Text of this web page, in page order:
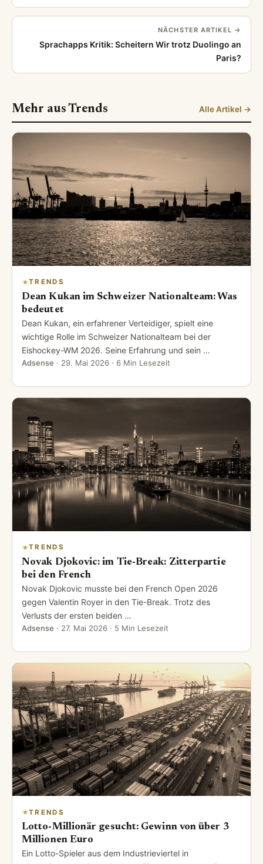
NÄCHSTER ARTIKEL →
Sprachapps Kritik: Scheitern Wir trotz Duolingo an
Paris?
Mehr aus Trends Alle Artikel →
TRENDS
Dean Kukan im Schweizer Nationalteam: Was
bedeutet
Dean Kukan, ein erfahrener Verteidiger, spielt eine
wichtige Rolle im Schweizer Nationalteam bei der
Eishockey-WM 2026. Seine Erfahrung und sein …
Adsense · 29. Mai 2026 · 6 Min Lesezeit
TRENDS
Novak Djokovic: im Tie-Break: Zitterpartie
bei den French
Novak Djokovic musste bei den French Open 2026
gegen Valentin Royer in den Tie-Break. Trotz des
Verlusts der ersten beiden …
Adsense · 27. Mai 2026 · 5 Min Lesezeit
TRENDS
Lotto-Millionär gesucht: Gewinn von über 3
Millionen Euro
Ein Lotto-Spieler aus dem Industrieviertel in